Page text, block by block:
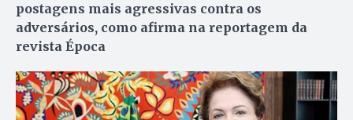
postagens mais agressivas contra os
adversários, como afirma na reportagem da
revista Época